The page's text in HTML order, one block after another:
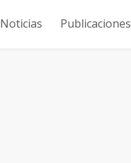
Noticias Publicaciones